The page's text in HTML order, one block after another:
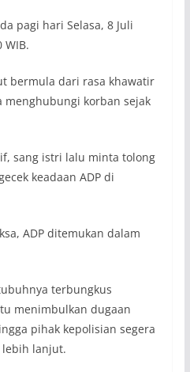
pagi hari Selasa, 8 Juli
WIB.
bermula dari rasa khawatir
menghubungi korban sejak
sang istri lalu minta tolong
keadaan ADP di
ADP ditemukan dalam
terbungkus
menimbulkan dugaan
pihak kepolisian segera
lebih lanjut.